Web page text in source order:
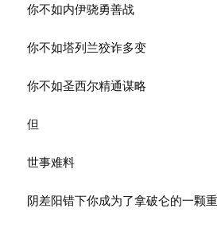
你不如内伊骁勇善战
你不如塔列兰狡诈多变
你不如圣西尔精通谋略
但
世事难料
阴差阳错下你成为了拿破仑的一颗